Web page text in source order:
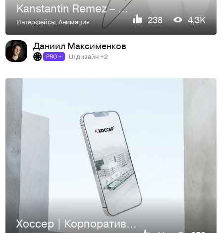
Kanstantin Remez – Portfolio concept
Интерфейсы,Анимация 238 4,3K
Даниил Максименков
PRO + UI дизайн +2
Хоссер | Корпоративный сайт